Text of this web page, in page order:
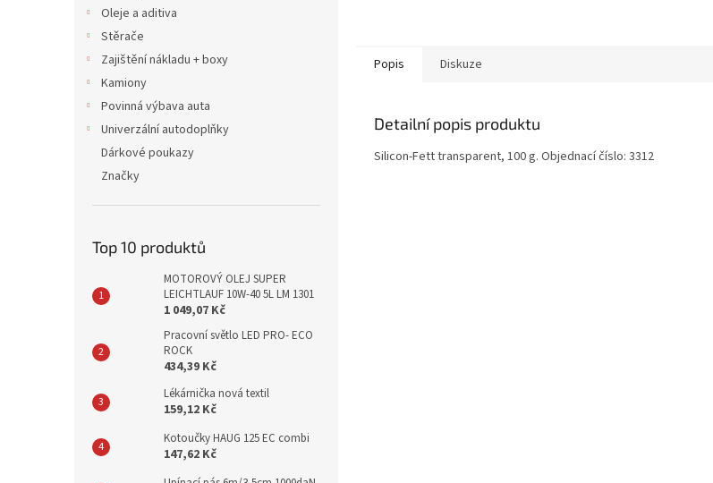
Oleje a aditiva
Stěrače
Zajištění nákladu + boxy
Kamiony
Povinná výbava auta
Univerzální autodoplňky
Dárkové poukazy
Značky
Top 10 produktů
MOTOROVÝ OLEJ SUPER
LEICHTLAUF 10W-40 5L LM 1301
1 049,07 Kč
Pracovní světlo LED PRO- ECO
ROCK
434,39 Kč
Lékárnička nová textil
159,12 Kč
Kotoučky HAUG 125 EC combi
147,62 Kč
Popis Diskuze
Detailní popis produktu
Silicon-Fett transparent, 100 g. Objednací číslo: 3312